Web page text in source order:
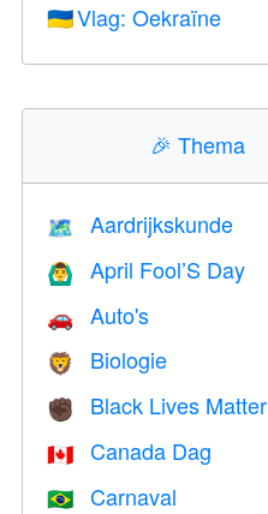
🇺🇦Vlag: Oekraïne
🎉Thema
🗺 Aardrijkskunde
🙆‍♂️ April Fool’S Day
🚗 Auto's
🦁 Biologie
✊🏿 Black Lives Matter
🇨🇦 Canada Dag
🇧🇷 Carnaval